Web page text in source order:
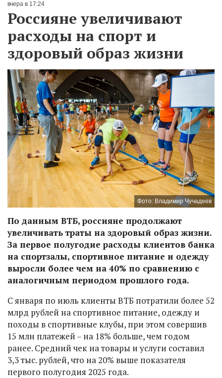
вчера в 17:24
Россияне увеличивают
расходы на спорт и
здоровый образ жизни
Фото: Владимир Чучадеев
По данным ВТБ, россияне продолжают
увеличивать траты на здоровый образ жизни.
За первое полугодие расходы клиентов банка
на спортзалы, спортивное питание и одежду
выросли более чем на 40% по сравнению с
аналогичным периодом прошлого года.
С января по июль клиенты ВТБ потратили более 52
млрд рублей на спортивное питание, одежду и
походы в спортивные клубы, при этом совершив
15 млн платежей – на 18% больше, чем годом
ранее. Средний чек на товары и услуги составил
3,3 тыс. рублей, что на 20% выше показателя
первого полугодия 2025 года.